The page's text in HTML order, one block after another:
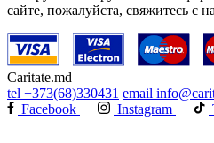
сайте, пожалуйста, свяжитесь с
Caritate.md
tel +373(68)330431 email
Facebook
Instagram